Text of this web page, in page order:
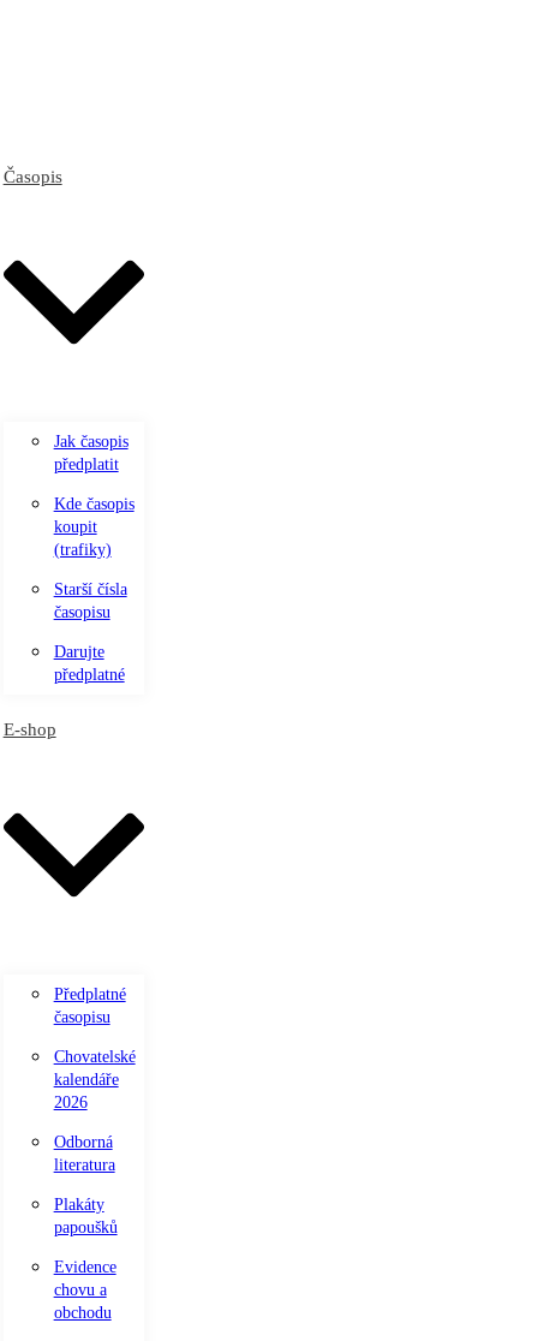
Časopis
Jak časopis
předplatit
Kde časopis
koupit
(trafiky)
Starší čísla
časopisu
Darujte
předplatné
E-shop
Předplatné
časopisu
Chovatelské
kalendáře
2026
Odborná
literatura
Plakáty
papoušků
Evidence
chovu a
obchodu